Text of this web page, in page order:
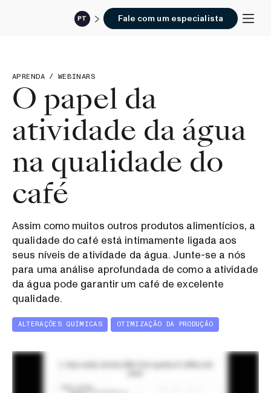
PT Fale com um especialista
APRENDA / WEBINARS
O papel da
atividade da água
na qualidade do
café
Assim como muitos outros produtos alimentícios, a
qualidade do café está intimamente ligada aos
seus níveis de atividade da água. Junte-se a nós
para uma análise aprofundada de como a atividade
da água pode garantir um café de excelente
qualidade.
ALTERAÇÕES QUÍMICAS OTIMIZAÇÃO DA PRODUÇÃO